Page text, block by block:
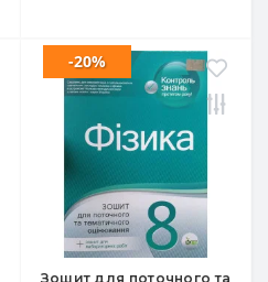
Зошит для поточного та
-20%